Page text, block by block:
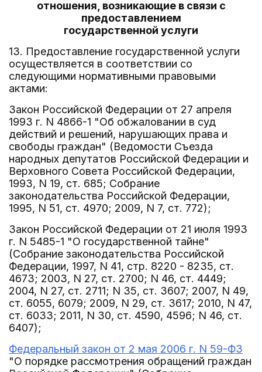
отношения, возникающие в связи с
предоставлением
государственной услуги
13. Предоставление государственной услуги
осуществляется в соответствии со
следующими нормативными правовыми
актами:
Закон Российской Федерации от 27 апреля
1993 г. N 4866-1 "Об обжаловании в суд
действий и решений, нарушающих права и
свободы граждан" (Ведомости Съезда
народных депутатов Российской Федерации и
Верховного Совета Российской Федерации,
1993, N 19, ст. 685; Собрание
законодательства Российской Федерации,
1995, N 51, ст. 4970; 2009, N 7, ст. 772);
Закон Российской Федерации от 21 июля 1993
г. N 5485-1 "О государственной тайне"
(Собрание законодательства Российской
Федерации, 1997, N 41, стр. 8220 - 8235, ст.
4673; 2003, N 27, ст. 2700; N 46, ст. 4449;
2004, N 27, ст. 2711; N 35, ст. 3607; 2007, N 49,
ст. 6055, 6079; 2009, N 29, ст. 3617; 2010, N 47,
ст. 6033; 2011, N 30, ст. 4590, 4596; N 46, ст.
6407);
Федеральный закон от 2 мая 2006 г. N 59-ФЗ
"О порядке рассмотрения обращений граждан